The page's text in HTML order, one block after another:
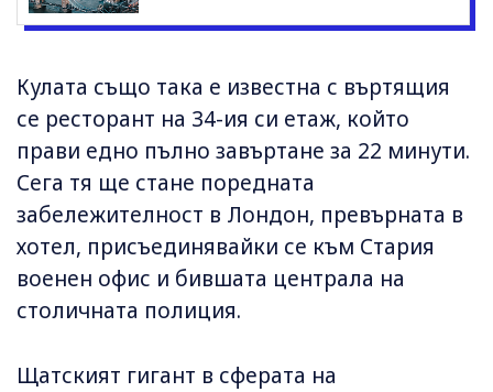
Кулата също така е известна с въртящия
се ресторант на 34-ия си етаж, който
прави едно пълно завъртане за 22 минути.
Сега тя ще стане поредната
забележителност в Лондон, превърната в
хотел, присъединявайки се към Стария
военен офис и бившата централа на
столичната полиция.
Щатският гигант в сферата на